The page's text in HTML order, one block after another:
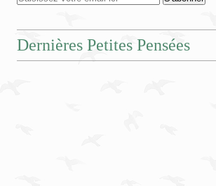
Dernières Petites Pensées